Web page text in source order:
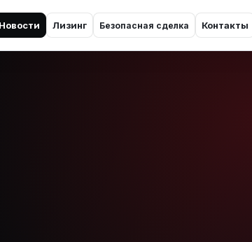
Новости Лизинг Безопасная сделка Контакты